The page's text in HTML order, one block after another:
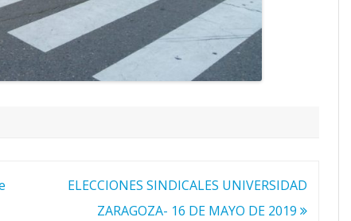
ELECCIONES SINDICALES UNIVERSIDAD
ZARAGOZA- 16 DE MAYO DE 2019